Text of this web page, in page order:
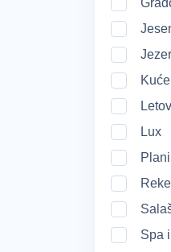
danas
Ukoliko
Lux
Reke
Spa